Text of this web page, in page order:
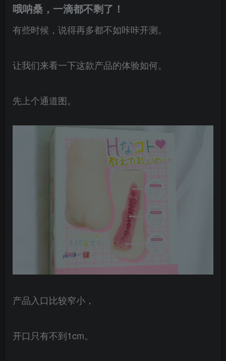
哦呐桑，一滴都不剩了！
有些时候，说得再多都不如咔咔开测。
让我们来看一下这款产品的体验如何。
先上个通道图。
产品入口比较窄小，
开口只有不到1cm。